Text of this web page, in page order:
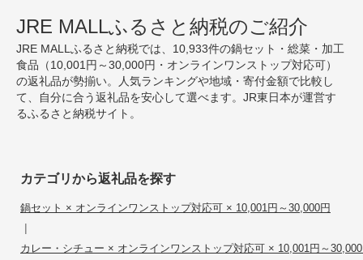
JRE MALLふるさと納税のご紹介
JRE MALLふるさと納税では、10,933件の鍋セット・総菜・加工
食品（10,001円～30,000円・オンラインワンストップ対応可）
の返礼品が勢揃い。人気ランキングや地域・寄付金額で比較し
て、自分に合う返礼品を安心して選べます。JR東日本が運営す
るふるさと納税サイト。
カテゴリから返礼品を探す
鍋セット × オンラインワンストップ対応可 × 10,001円～30,000円
|
カレー・シチュー × オンラインワンストップ対応可 × 10,001円～